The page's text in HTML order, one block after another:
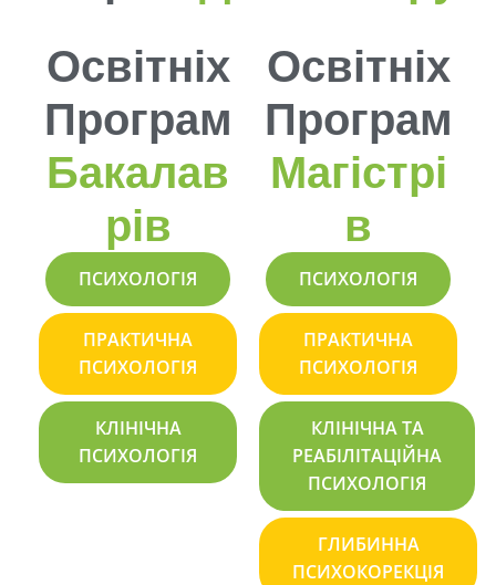
Освітніх
Програм
Бакалав
Рів
ПСИХОЛОГІЯ
ПРАКТИЧНА
ПСИХОЛОГІЯ
КЛІНІЧНА
ПСИХОЛОГІЯ
Освітніх
Програм
Магістрі
В
ПСИХОЛОГІЯ
ПРАКТИЧНА
ПСИХОЛОГІЯ
КЛІНІЧНА ТА
РЕАБІЛІТАЦІЙНА
ПСИХОЛОГІЯ
ГЛИБИННА
ПСИХОКОРЕКЦІЯ